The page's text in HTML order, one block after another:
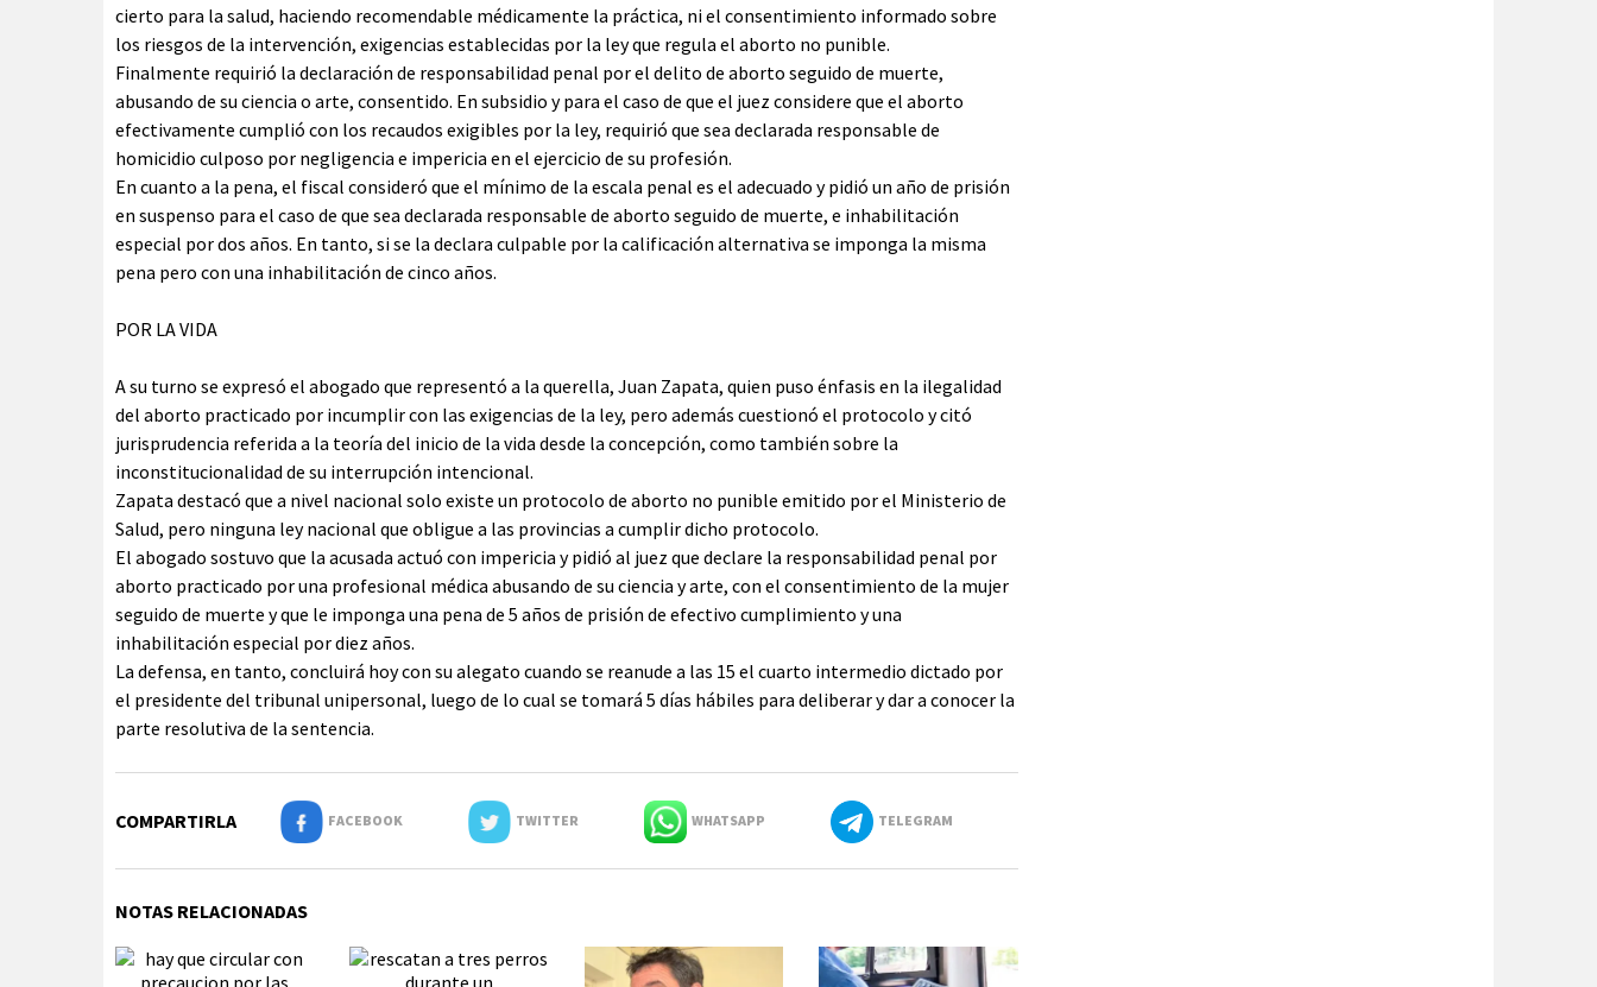
cierto para la salud, haciendo recomendable médicamente la práctica, ni el consentimiento informado sobre
los riesgos de la intervención, exigencias establecidas por la ley que regula el aborto no punible.
Finalmente requirió la declaración de responsabilidad penal por el delito de aborto seguido de muerte,
abusando de su ciencia o arte, consentido. En subsidio y para el caso de que el juez considere que el aborto
efectivamente cumplió con los recaudos exigibles por la ley, requirió que sea declarada responsable de
homicidio culposo por negligencia e impericia en el ejercicio de su profesión.
En cuanto a la pena, el fiscal consideró que el mínimo de la escala penal es el adecuado y pidió un año de prisión
en suspenso para el caso de que sea declarada responsable de aborto seguido de muerte, e inhabilitación
especial por dos años. En tanto, si se la declara culpable por la calificación alternativa se imponga la misma
pena pero con una inhabilitación de cinco años.
POR LA VIDA
A su turno se expresó el abogado que representó a la querella, Juan Zapata, quien puso énfasis en la ilegalidad
del aborto practicado por incumplir con las exigencias de la ley, pero además cuestionó el protocolo y citó
jurisprudencia referida a la teoría del inicio de la vida desde la concepción, como también sobre la
inconstitucionalidad de su interrupción intencional.
Zapata destacó que a nivel nacional solo existe un protocolo de aborto no punible emitido por el Ministerio de
Salud, pero ninguna ley nacional que obligue a las provincias a cumplir dicho protocolo.
El abogado sostuvo que la acusada actuó con impericia y pidió al juez que declare la responsabilidad penal por
aborto practicado por una profesional médica abusando de su ciencia y arte, con el consentimiento de la mujer
seguido de muerte y que le imponga una pena de 5 años de prisión de efectivo cumplimiento y una
inhabilitación especial por diez años.
La defensa, en tanto, concluirá hoy con su alegato cuando se reanude a las 15 el cuarto intermedio dictado por
el presidente del tribunal unipersonal, luego de lo cual se tomará 5 días hábiles para deliberar y dar a conocer la
parte resolutiva de la sentencia.
COMPARTIRLA FACEBOOK TWITTER WHATSAPP TELEGRAM
NOTAS RELACIONADAS